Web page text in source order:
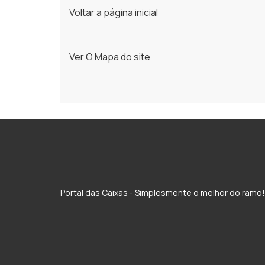
Voltar a página inicial
Ver O Mapa do site
Portal das Caixas - Simplesmente o melhor do ramo!